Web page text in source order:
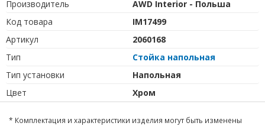
Производитель
AWD Interior - Польша
Код товара
IM17499
Артикул
2060168
Тип
Стойка напольная
Тип установки
Напольная
Цвет
Хром
* Комплектация и характеристики изделия могут быть изменены